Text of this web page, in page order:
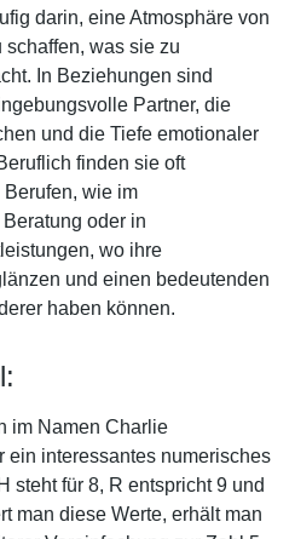
darin, eine Atmosphäre von
was sie zu
In Beziehungen sind
Partner, die
und die Tiefe emotionaler
finden sie oft
wie im
oder in
wo ihre
und einen bedeutenden
haben können.
im Namen Charlie
ein interessantes numerisches
steht für 8, R entspricht 9 und
man diese Werte, erhält man